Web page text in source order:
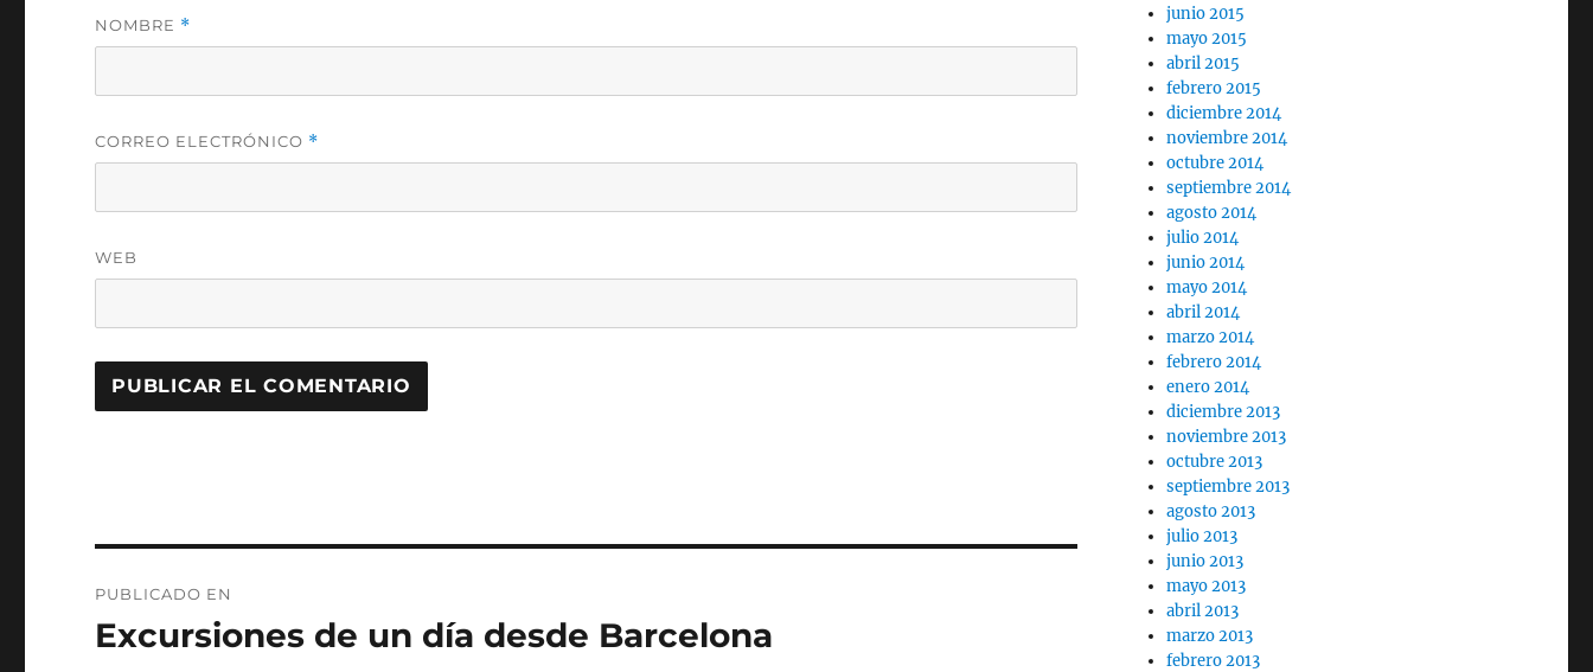
NOMBRE *
CORREO ELECTRÓNICO *
WEB
de
PUBLICADO EN
Excursiones de un día desde Barcelona
junio 2015
mayo 2015
abril 2015
febrero 2015
diciembre 2014
noviembre 2014
octubre 2014
septiembre 2014
agosto 2014
julio 2014
junio 2014
mayo 2014
abril 2014
marzo 2014
febrero 2014
enero 2014
diciembre 2013
noviembre 2013
octubre 2013
septiembre 2013
agosto 2013
julio 2013
junio 2013
mayo 2013
abril 2013
marzo 2013
febrero 2013